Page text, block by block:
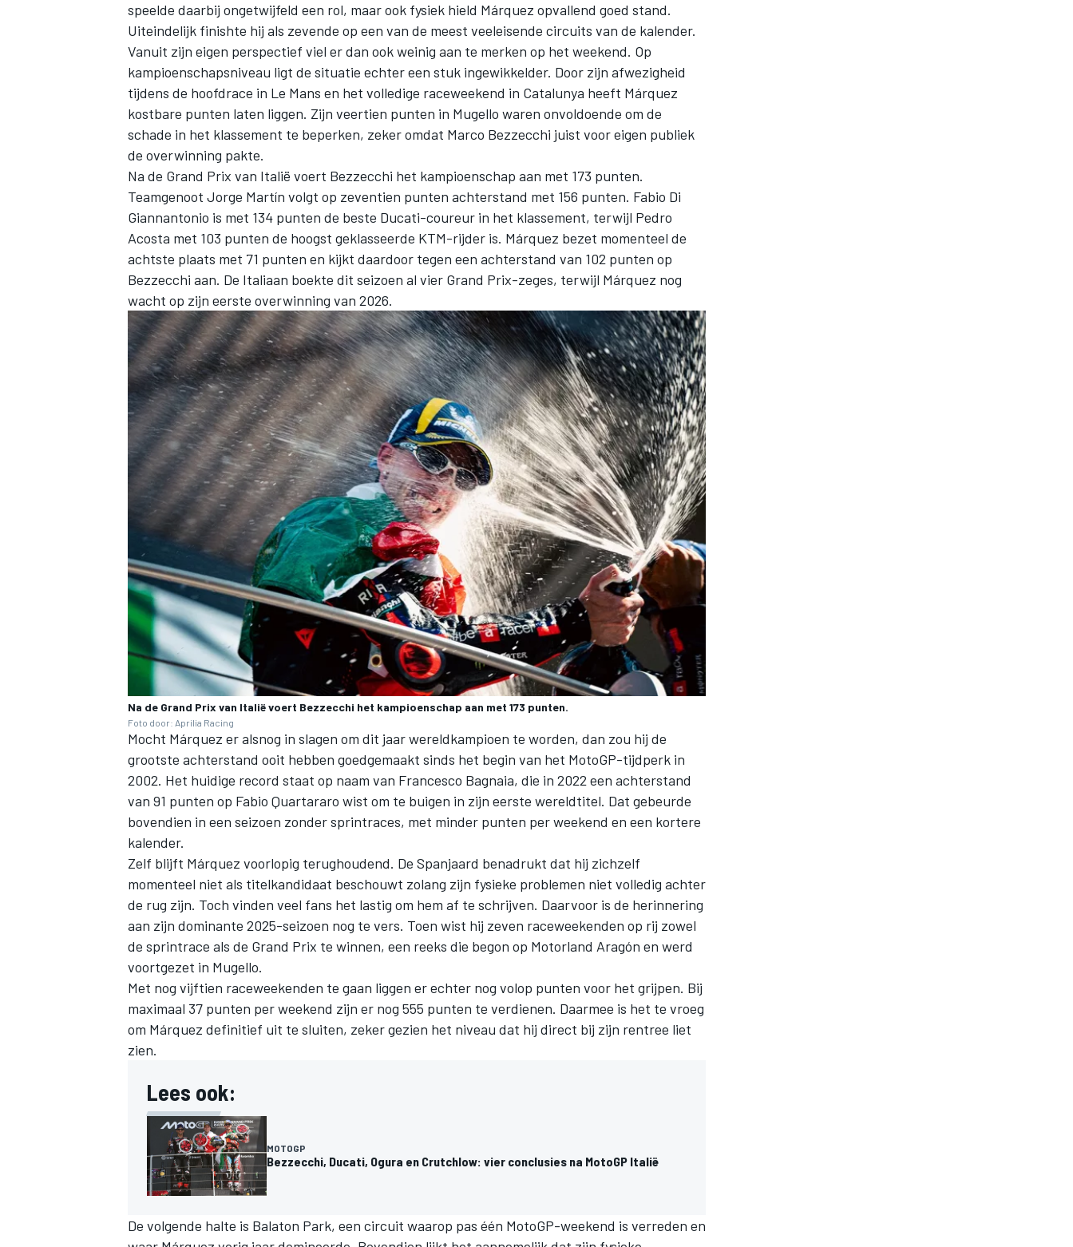
MEER RACEKLASSEN
speelde daarbij ongetwijfeld een rol, maar ook fysiek hield Márquez opvallend goed stand.
Uiteindelijk finishte hij als zevende op een van de meest veeleisende circuits van de kalender.
Vanuit zijn eigen perspectief viel er dan ook weinig aan te merken op het weekend. Op
kampioenschapsniveau ligt de situatie echter een stuk ingewikkelder. Door zijn afwezigheid
tijdens de hoofdrace in Le Mans en het volledige raceweekend in Catalunya heeft Márquez
kostbare punten laten liggen. Zijn veertien punten in Mugello waren onvoldoende om de
schade in het klassement te beperken, zeker omdat Marco Bezzecchi juist voor eigen publiek
de overwinning pakte.
Na de Grand Prix van Italië voert Bezzecchi het kampioenschap aan met 173 punten.
Teamgenoot Jorge Martín volgt op zeventien punten achterstand met 156 punten. Fabio Di
Giannantonio is met 134 punten de beste Ducati-coureur in het klassement, terwijl Pedro
Acosta met 103 punten de hoogst geklasseerde KTM-rijder is. Márquez bezet momenteel de
achtste plaats met 71 punten en kijkt daardoor tegen een achterstand van 102 punten op
Bezzecchi aan. De Italiaan boekte dit seizoen al vier Grand Prix-zeges, terwijl Márquez nog
wacht op zijn eerste overwinning van 2026.
Na de Grand Prix van Italië voert Bezzecchi het kampioenschap aan met 173 punten.
Foto door: Aprilia Racing
Mocht Márquez er alsnog in slagen om dit jaar wereldkampioen te worden, dan zou hij de
grootste achterstand ooit hebben goedgemaakt sinds het begin van het MotoGP-tijdperk in
2002. Het huidige record staat op naam van Francesco Bagnaia, die in 2022 een achterstand
van 91 punten op Fabio Quartararo wist om te buigen in zijn eerste wereldtitel. Dat gebeurde
bovendien in een seizoen zonder sprintraces, met minder punten per weekend en een kortere
kalender.
Zelf blijft Márquez voorlopig terughoudend. De Spanjaard benadrukt dat hij zichzelf
momenteel niet als titelkandidaat beschouwt zolang zijn fysieke problemen niet volledig achter
de rug zijn. Toch vinden veel fans het lastig om hem af te schrijven. Daarvoor is de herinnering
aan zijn dominante 2025-seizoen nog te vers. Toen wist hij zeven raceweekenden op rij zowel
de sprintrace als de Grand Prix te winnen, een reeks die begon op Motorland Aragón en werd
voortgezet in Mugello.
Met nog vijftien raceweekenden te gaan liggen er echter nog volop punten voor het grijpen. Bij
maximaal 37 punten per weekend zijn er nog 555 punten te verdienen. Daarmee is het te vroeg
om Márquez definitief uit te sluiten, zeker gezien het niveau dat hij direct bij zijn rentree liet
zien.
Lees ook:
MOTOGP
Bezzecchi, Ducati, Ogura en Crutchlow: vier conclusies na MotoGP Italië
De volgende halte is Balaton Park, een circuit waarop pas één MotoGP-weekend is verreden en